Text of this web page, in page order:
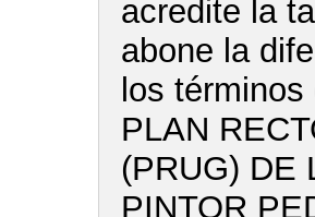
acredite la
abone la
los
PLAN
(PRUG) DE
PINTOR